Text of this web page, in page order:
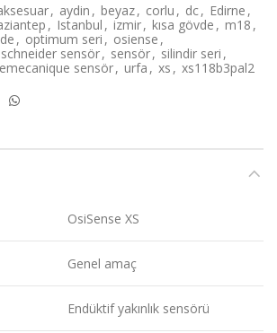
, aydin , beyaz, corlu , dc, Edirne ,
, Istanbul , izmir, kısa gövde , m18 ,
, optimum seri , osiense ,
schneider sensör, sensör, silindir seri ,
sensör, urfa , xs , xs118b3pal2
OsiSense XS
Genel amaç
Endüktif yakınlık sensörü